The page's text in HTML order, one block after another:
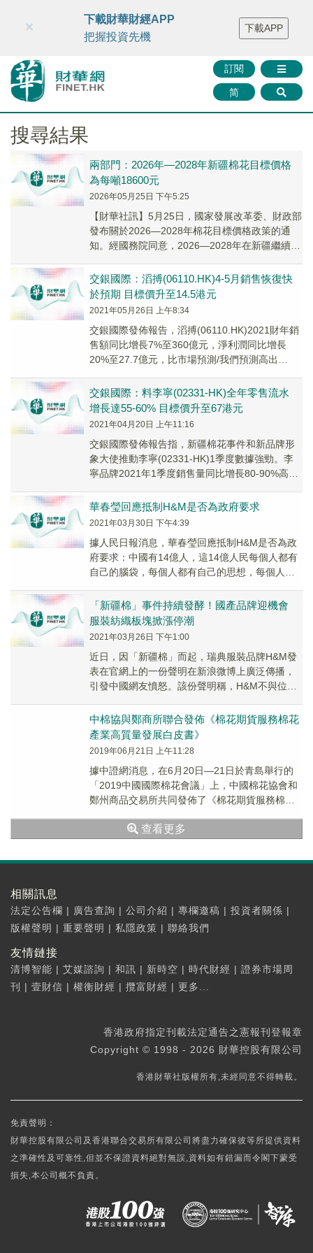
財華智庫網 FINTV FINMETA 財華證券 媒體矩陣
智庫沙龍
聯絡我們
訂閱
简
×
下載財華財經APP
把握投資先機
下載APP
搜尋結果
兩部門：2026年—2028年新疆棉花目標價格
為每噸18600元
2026年05月25日 下午5:25
【財華社訊】5月25日，國家發展改革委、財政部
發布關於2026—2028年棉花目標價格政策的通
知。經國務院同意，2026—2028年在新疆繼續實
交銀國際：滔搏(06110.HK)4-5月銷售恢復快
於預期 目標價升至14.5港元
2021年05月26日 上午8:34
交銀國際發佈報告，滔搏(06110.HK)2021財年銷
售額同比增長7%至360億元，淨利潤同比增長
20%至27.7億元，比市場預測/我們預測高出
交銀國際：料李寧(02331-HK)全年零售流水
增長達55-60% 目標價升至67港元
2021年04月20日 上午11:16
交銀國際發佈報告指，新疆棉花事件和新品牌形
象大使推動李寧(02331-HK)1季度數據強勁。李
寧品牌2021年1季度銷售量同比增長80-90%高
華春瑩回應抵制H&M是否為政府要求
2021年03月30日 下午4:39
據人民日報消息，華春瑩回應抵制H&M是否為政
府要求：中國有14億人，這14億人民每個人都有
自己的腦袋，每個人都有自己的思想，每個人也
H&M...
「新疆棉」事件持續發酵！國產品牌迎機會
服裝紡織板塊掀漲停潮
2021年03月26日 下午1:00
近日，因「新疆棉」而起，瑞典服裝品牌H&M發
表在官網上的一份聲明在新浪微博上廣泛傳播，
引發中國網友憤怒。該份聲明稱，H&M不與位於
購產品...
中棉協與鄭商所聯合發佈《棉花期貨服務棉花
產業高質量發展白皮書》
2019年06月21日 上午11:28
據中證網消息，在6月20日—21日於青島舉行的
「2019中國國際棉花會議」上，中國棉花協會和
鄭州商品交易所共同發佈了《棉花期貨服務棉花
查看更多
相關訊息
法定公告欄 | 廣告查詢 | 公司介紹 | 專欄邀稿 | 投資者關係 |
版權聲明 | 重要聲明 | 私隱政策 | 聯絡我們
友情鏈接
清博智能 | 艾媒諮詢 | 和訊 | 新時空 | 時代財經 | 證券市場周
刊
| 壹財信 | 權衡財經 | 攬富財經 | 更多...
香港政府指定刊載法定通告之憲報刊登報章
Copyright © 1998 - 2026 財華控股有限公司
香港財華社版權所有,未經同意不得轉載。
免責聲明：
財華控股有限公司及香港聯合交易所有限公司將盡力確保彼等所提供資料
之準確性及可靠性,但並不保證資料絕對無誤,資料如有錯漏而令閣下蒙受
損失,本公司概不負責。